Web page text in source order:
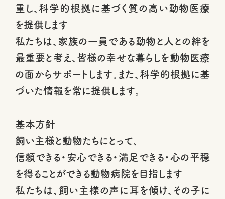
重し、科学的根拠に基づく質の高い動物医療
を提供します
私たちは、家族の一員である動物と人との絆を
最重要と考え、皆様の幸せな暮らしを動物医療
の面からサポートします。また、科学的根拠に基
づいた情報を常に提供します。
基本方針
飼い主様と動物たちにとって、
信頼できる・安心できる・満足できる・心の平穏
を得ることができる動物病院を目指します
私たちは、飼い主様の声に耳を傾け、その子に